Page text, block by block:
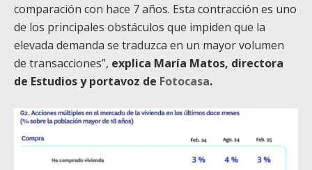
comparación con hace 7 años. Esta contracción es uno
de los principales obstáculos que impiden que la
elevada demanda se traduzca en un mayor volumen
de transacciones”, explica María Matos, directora
de Estudios y portavoz de Fotocasa.